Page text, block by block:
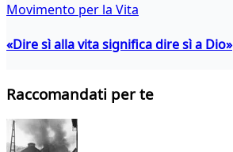
Movimento per la Vita
«Dire sì alla vita significa dire sì a Dio»
Raccomandati per te